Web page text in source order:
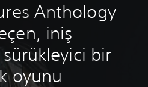
Anthology
iniş
sürükleyici bir
oyunu